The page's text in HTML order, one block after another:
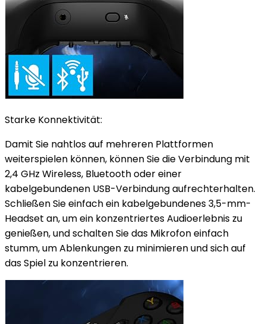
Starke Konnektivität:
Damit Sie nahtlos auf mehreren Plattformen
weiterspielen können, können Sie die Verbindung mit
2,4 GHz Wireless, Bluetooth oder einer
kabelgebundenen USB-Verbindung aufrechterhalten.
Schließen Sie einfach ein kabelgebundenes 3,5-mm-
Headset an, um ein konzentriertes Audioerlebnis zu
genießen, und schalten Sie das Mikrofon einfach
stumm, um Ablenkungen zu minimieren und sich auf
das Spiel zu konzentrieren.